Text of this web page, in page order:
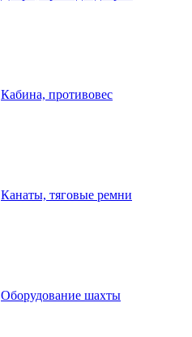
Кабина, противовес
Канаты, тяговые ремни
Оборудование шахты